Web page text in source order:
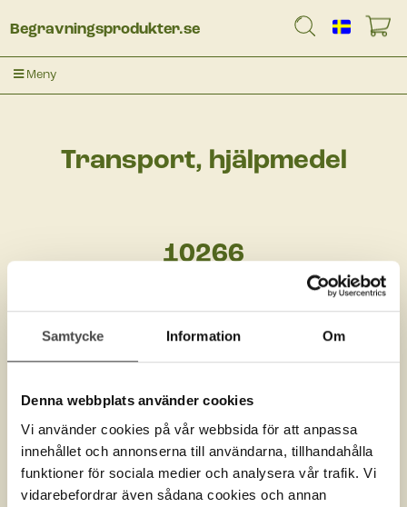
Samtycke Information Om
Denna webbplats använder cookies
Vi använder cookies på vår webbsida för att anpassa
innehållet och annonserna till användarna, tillhandahålla
funktioner för sociala medier och analysera vår trafik. Vi
vidarebefordrar även sådana cookies och annan
Begravningsprodukter.se
Meny
Transport, hjälpmedel
10266